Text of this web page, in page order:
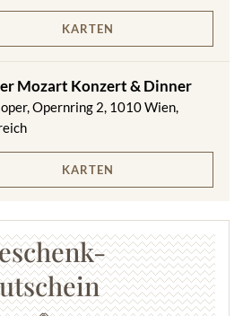
KARTEN
Mozart Konzert & Dinner
Opernring 2, 1010 Wien,
KARTEN